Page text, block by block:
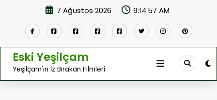
7 Ağustos 2026 9:14:57 AM
Eski Yeşilçam
Yeşilçam'ın İz Bırakan Filmleri